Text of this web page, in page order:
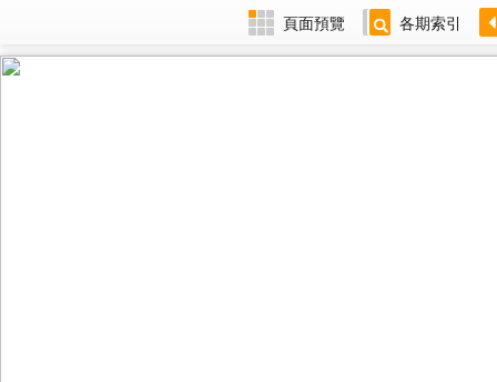
頁面預覽 各期索引